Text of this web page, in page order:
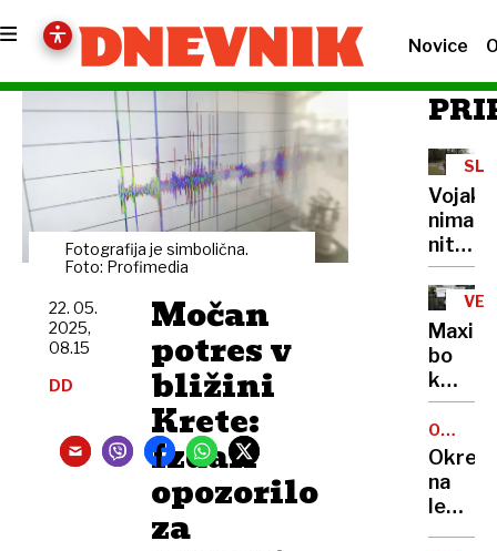
Novice
Fotografija je simbolična.
Foto: Profimedia
Močan
potres v
bližini
Krete:
Izdali
opozorilo
za
22. 05.
2025,
08.15
DD
niti
imeli
bi jih
trikrat
toliko.
zdaj
še ni
na
mizi
bo
kmalu
ostal
brez
OCENA
na
lepem